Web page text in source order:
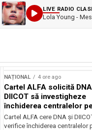
LIVE RADIO
Lola Young -
NAȚIONAL 4 ore ago
Cartel ALFA solicită
DIICOT să investigheze
închiderea centralelor
cărbune
Cartel ALFA cere DNA și
verifice închiderea centralelor